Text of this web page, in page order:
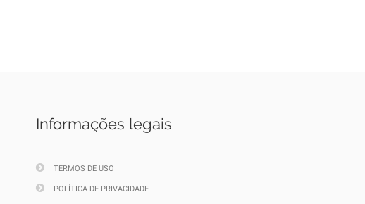
Informações legais
TERMOS DE USO
POLÍTICA DE PRIVACIDADE